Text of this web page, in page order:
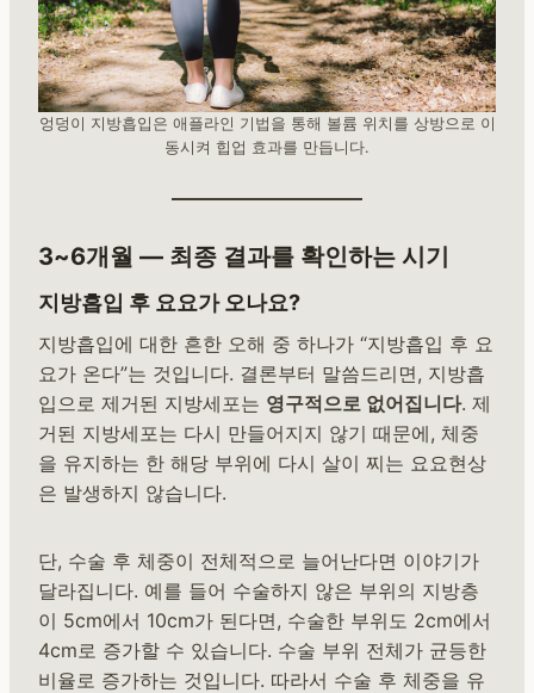
엉덩이 지방흡입은 애플라인 기법을 통해 볼륨 위치를 상방으로 이
동시켜 힙업 효과를 만듭니다.
3~6개월 — 최종 결과를 확인하는 시기
지방흡입 후 요요가 오나요?
지방흡입에 대한 흔한 오해 중 하나가 “지방흡입 후 요
요가 온다”는 것입니다. 결론부터 말씀드리면, 지방흡
입으로 제거된 지방세포는 영구적으로 없어집니다. 제
거된 지방세포는 다시 만들어지지 않기 때문에, 체중
을 유지하는 한 해당 부위에 다시 살이 찌는 요요현상
은 발생하지 않습니다.
단, 수술 후 체중이 전체적으로 늘어난다면 이야기가
달라집니다. 예를 들어 수술하지 않은 부위의 지방층
이 5cm에서 10cm가 된다면, 수술한 부위도 2cm에서
4cm로 증가할 수 있습니다. 수술 부위 전체가 균등한
비율로 증가하는 것입니다. 따라서 수술 후 체중을 유